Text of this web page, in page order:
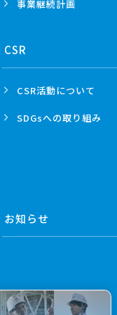
事業継続計画
CSR
CSR活動について
SDGsへの取り組み
お知らせ